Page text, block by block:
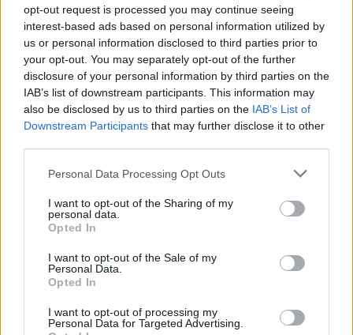
opt-out request is processed you may continue seeing
interest-based ads based on personal information utilized by
us or personal information disclosed to third parties prior to
your opt-out. You may separately opt-out of the further
disclosure of your personal information by third parties on the
IAB’s list of downstream participants. This information may
also be disclosed by us to third parties on the IAB’s List of
Downstream Participants that may further disclose it to other
Please note that this website/app uses one or more Google
not limited to your visit or usage behaviour. You may click to
grant or deny consent to Google and its third-party tags to
use your data for below specified purposes in below Google
consent section.
Personal Data Processing Opt Outs
I want to opt-out of the Sharing of my
personal data.
Opted In
I want to opt-out of the Sale of my
Personal Data.
Opted In
I want to opt-out of processing my
Personal Data for Targeted Advertising.
Η OpenAI σταματά το μοντέλο Astra που έλυσε 10
μαθηματικά αινίγματα δεκαετιών